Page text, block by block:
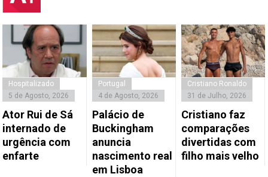
Hospitalizado
5 de Agosto, 2026
Ator Rui de Sá
internado de
urgência com
enfarte
Portugal
4 de Agosto, 2026
Palácio de
Buckingham
anuncia
nascimento real
em Lisboa
Cristiano Ronaldo
31 de Julho, 2026
Cristiano faz
comparações
divertidas com
filho mais velho